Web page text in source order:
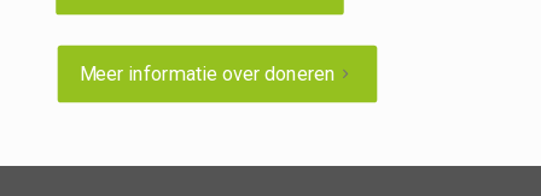
Meer informatie over doneren